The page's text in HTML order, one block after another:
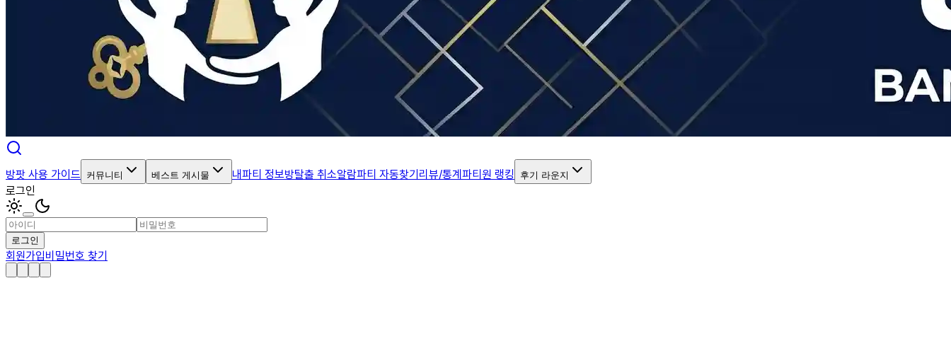
방팟 사용 가이드 커뮤니티 베스트 게시물 내파티 정보방탈출 취소알람파티 자동찾기리뷰/통계파티원 랭킹 후기 라운지
로그인
로그인
회원가입비밀번호 찾기